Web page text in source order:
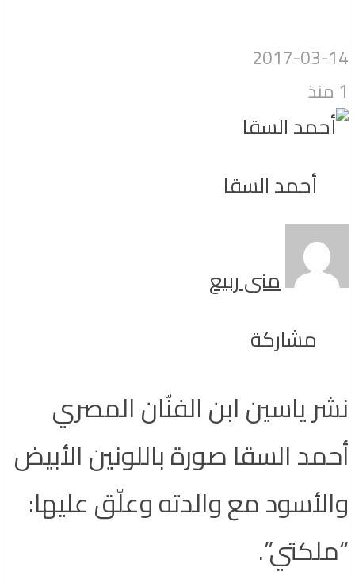
2017-03-14
1 منذ
أحمد السقا
منى ربيع
مشاركة
نشر ياسين ابن الفنّان المصري
أحمد السقا صورة باللونين الأبيض
والأسود مع والدته وعلّق عليها:
“ملكتي”.